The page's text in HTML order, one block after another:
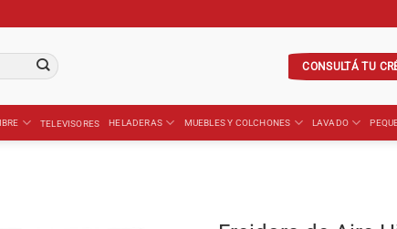
CONSULTÁ TU
TELEVISORES HELADERAS MUEBLES Y COLCHONES LAVADO